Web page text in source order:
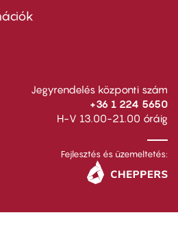
Jegyrendelés központi szám
+36 1 224 5650
H-V 13.00-21.00 óráig
Fejlesztés és üzemeltetés: